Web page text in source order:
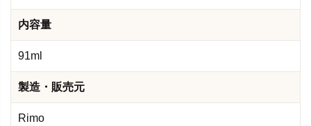
内容量
91ml
製造・販売元
Rimo